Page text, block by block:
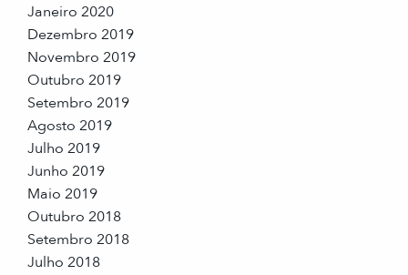
Janeiro 2020
Dezembro 2019
Novembro 2019
Outubro 2019
Setembro 2019
Agosto 2019
Julho 2019
Junho 2019
Maio 2019
Outubro 2018
Setembro 2018
Julho 2018